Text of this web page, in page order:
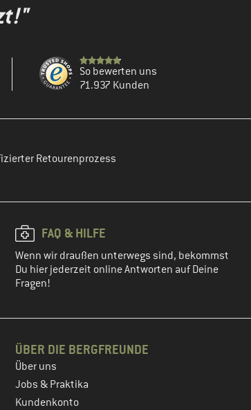
So bewerten uns
71.937 Kunden
Retourenprozess
FAQ & HILFE
Wenn wir draußen unterwegs sind, bekommst
Du hier jederzeit online Antworten auf Deine
Fragen!
ÜBER DIE BERGFREUNDE
Über uns
Jobs & Praktika
Kundenkonto